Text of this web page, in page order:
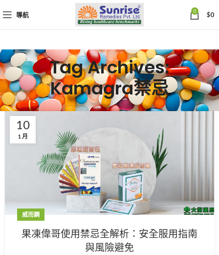
導航 0 $0
Tag Archives:
Kamagra禁忌
10
1 月
威而鋼
果凍偉哥使用禁忌全解析：安全服用指南
與風險避免